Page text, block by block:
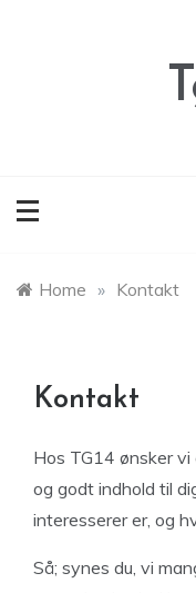
Home » Kontakt
Kontakt
Hos TG14 ønsker
og godt indhold til
interesserer er, og
Så; synes du, vi